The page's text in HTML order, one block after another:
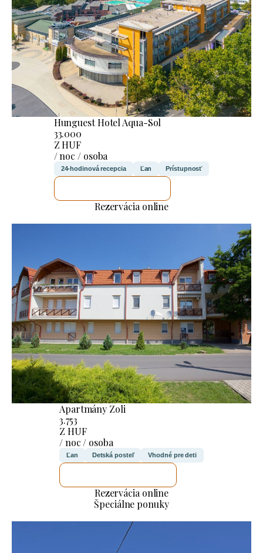
Hunguest Hotel Aqua-Sol
33.000
Z HUF
/ noc / osoba
24-hodinová recepcia Ľan Prístupnosť
Rezervácia online
Apartmány Zoli
3.753
Z HUF
/ noc / osoba
Ľan Detská posteľ Vhodné pre deti
Rezervácia online
Špeciálne ponuky